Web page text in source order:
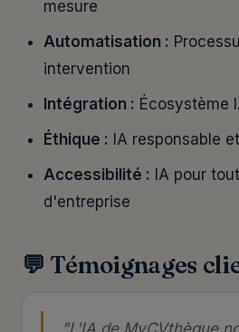
mesure
Automatisation :
intervention
Intégration : Écosystème
Éthique : IA responsable
Accessibilité : IA pour
d'entreprise
💬 Témoignages
"L'IA de MyCVthèque